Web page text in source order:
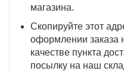
магазина.
Скопируйте этот
оформлении заказа
качестве пункта
посылку на наш